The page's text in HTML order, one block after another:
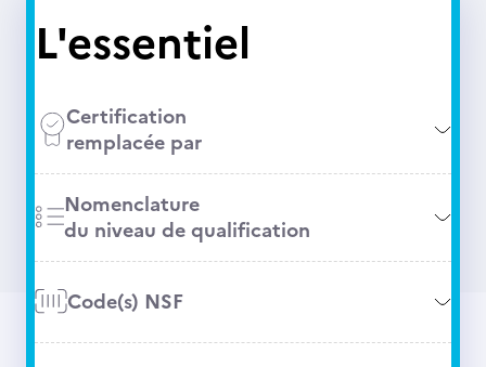
L'essentiel
Certification
remplacée par
Nomenclature
du niveau de qualification
Code(s) NSF